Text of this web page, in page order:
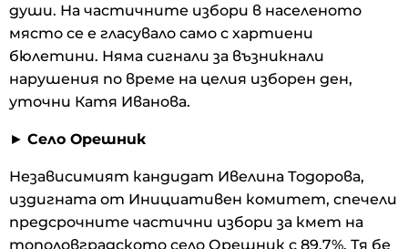
души. На частичните избори в населеното
място се е гласувало само с хартиени
бюлетини. Няма сигнали за възникнали
нарушения по време на целия изборен ден,
уточни Катя Иванова.
► Село Орешник
Независимият кандидат Ивелина Тодорова,
издигната от Инициативен комитет, спечели
предсрочните частични избори за кмет на
тополовградското село Орешник с 89,7%. Тя бе